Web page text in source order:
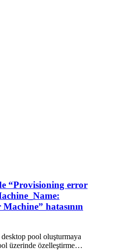
“Provisioning error
hatasının
pool oluşturmaya
üzerinde özelleştirme…